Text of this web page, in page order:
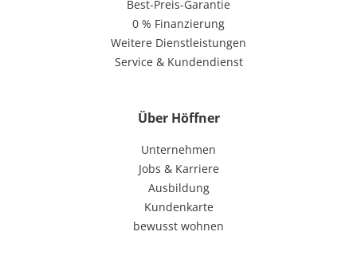
Best-Preis-Garantie
0 % Finanzierung
Weitere Dienstleistungen
Service & Kundendienst
Über Höffner
Unternehmen
Jobs & Karriere
Ausbildung
Kundenkarte
bewusst wohnen